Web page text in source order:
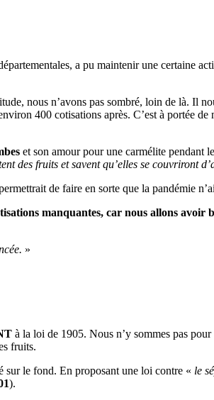
a pu maintenir une certaine
nous n’avons pas sombré, loin de là. Il
400 cotisations après. C’est à portée de
et son amour pour une carmélite pendant
des fruits et savent qu’elles se couvriront
de faire en sorte que la pandémie
manquantes, car nous allons avoir
»
à la loi de 1905. Nous n’y sommes pas
fruits.
sur le fond. En proposant une loi contre « le
).